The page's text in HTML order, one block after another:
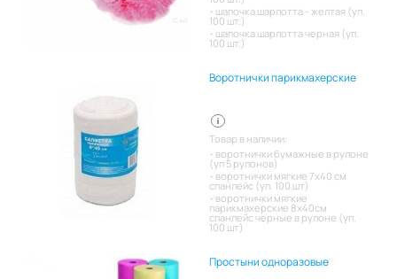
шапочка шарлотта - желтая (уп.
100 шт.)
шапочка шарлотта черная (уп.
100 шт.)
Воротнички парикмахерские
Товар в наличии:
воротнички бумажные в рулоне
(уп 5 рулонов)
воротнички мягкие 7х40 см
спанлейс (уп. 100 шт)
воротнички мягкие
парикмахерские 8х40см
спанлейс черные в рулоне (уп.
100 шт)
Простыни одноразовые